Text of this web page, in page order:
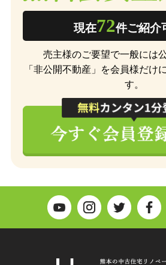
現在72件ご紹介
売主様のご要望で一般には
「非公開不動産」を会員様だけ
す。